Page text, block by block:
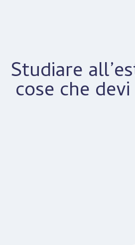
Studiare
cose che